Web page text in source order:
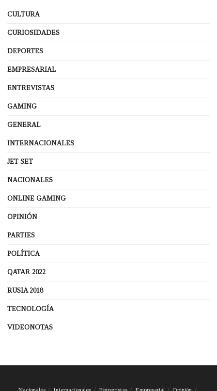
CULTURA
CURIOSIDADES
DEPORTES
EMPRESARIAL
ENTREVISTAS
GAMING
GENERAL
INTERNACIONALES
JET SET
NACIONALES
ONLINE GAMING
OPINIÓN
PARTIES
POLÍTICA
QATAR 2022
RUSIA 2018
TECNOLOGÍA
VIDEONOTAS